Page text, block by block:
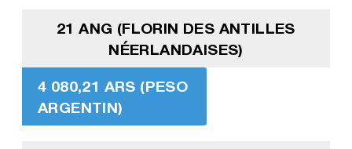
21 ANG (FLORIN DES ANTILLES
NÉERLANDAISES)
4 080,21 ARS (PESO
ARGENTIN)